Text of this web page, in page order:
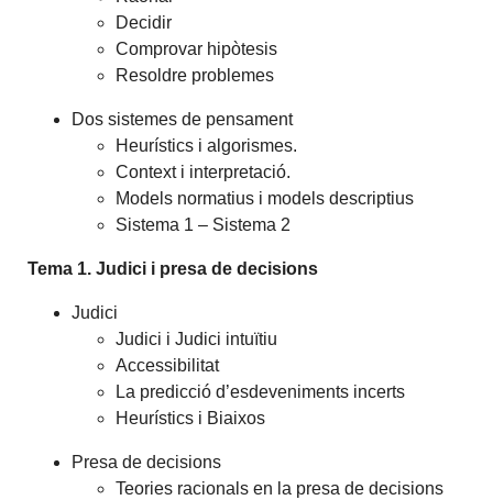
Decidir
Comprovar hipòtesis
Resoldre problemes
Dos sistemes de pensament
Heurístics i algorismes.
Context i interpretació.
Models normatius i models descriptius
Sistema 1 – Sistema 2
Tema 1. Judici i presa de decisions
Judici
Judici i Judici intuïtiu
Accessibilitat
La predicció d’esdeveniments incerts
Heurístics i Biaixos
Presa de decisions
Teories racionals en la presa de decisions